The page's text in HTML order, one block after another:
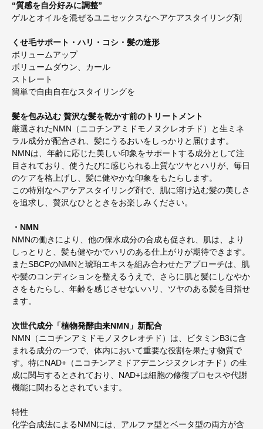
“質感を自分好みに調整”
ゲルとオイルを混ぜるユニセックスなヘアケアスタイリング剤​
くせ毛サポート・ハリ・コシ・髪の造形
ボリュームアップ
ボリュームダウン、カール
ストレート
簡単で自由自在なスタイリングを
髪を包み込む 贅沢な髪を乾かす前のトリートメント
厳選されたNMN（ニコチンアミドモノヌクレオチド）と生ミネ
ラル成分が配合され、髪にうるおいをしっかりと届けます。
NMNは、年齢に応じた美しい印象をサポートする成分として注
目されており、使うたびに感じられる上質なツヤとハリが、毎日
のケアを格上げし、髪に健やかな印象をもたらします。
この特別なヘアケアスタイリング剤で、肌に溶け込む髪の美しさ
を追求し、贅沢なひとときをお楽しみください。​
・NMN
NMNの働きにより、他の保水成分の合成も促され、肌は、より
しっとりと、髪も健やかでハリのある仕上がりが期待できます。
またSBCPのNMNと琥珀エキスを組み合わせたアプローチは、肌
や髪のコンディションを整えるうえで、さらに肌と髪にしなやか
さをもたらし、年齢を感じさせないハリ、ツヤのある髪を目指せ
ます。
次世代成分「植物発酵由来NMN」新配合
NMN（ニコチンアミドモノヌクレオチド）は、ビタミンB3に含
まれる成分の一つで、体内において重要な役割を果たす物質で
す。特にNAD+（ニコチンアミドアデニンジヌクレオチド）の生
成に関与するとされており、NAD+は細胞の修復プロセスや代謝
機能に関わるとされています。
特性
化学合成法によるNMNには、アルファ型とベータ型の両方が含